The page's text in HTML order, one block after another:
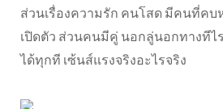
ส่วนเรื่องความรัก คนโสด มีคนที่คบ
เปิดตัว ส่วนคนมีคู่ นอกลู่นอกทางทีไ
ได้ทุกที เซ้นส์แรงจริงอะไรจริง